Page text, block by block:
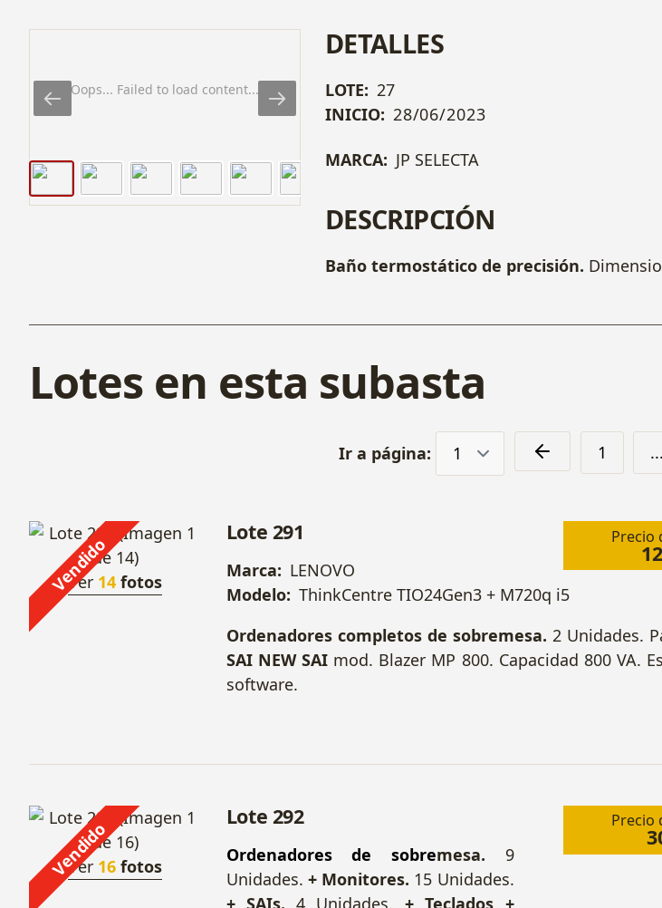
Oops... Failed to load content...
DETALLES
LOTE: 27
INICIO: 28/06/2023
MARCA: JP SELECTA
DESCRIPCIÓN
Baño termostático de precisión.
Lotes en esta subasta
1 ...
Ir a página:
Vendido
Ver 14 fotos
Precio
Lote 291
Marca: LENOVO
Modelo: ThinkCentre TIO24Gen3 + M720q i5
Ordenadores completos de sobremesa. 2 Unidades.
SAI NEW SAImod. Blazer MP 800. Capacidad 800 VA.
software.
Vendido
Ver 16 fotos
Precio
Lote 292
Ordenadores de sobremesa. 9
Unidades. + Monitores. 15 Unidades.
+ SAIs. 4 Unidades. + Teclados +